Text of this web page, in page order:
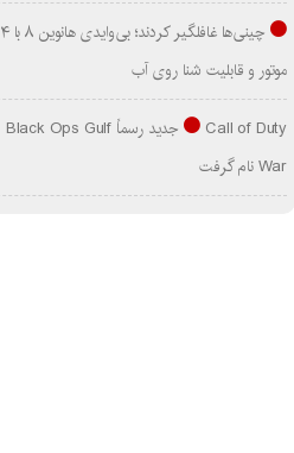
چینی‌ها غافلگیر کردند؛ بی‌وایدی هانوین ۸ با ۴
موتور و قابلیت شنا روی آب
Call of Duty جدید رسماً Black Ops Gulf
War نام گرفت